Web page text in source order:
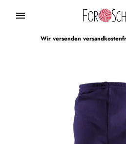
Wir versenden